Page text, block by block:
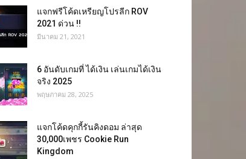
แจกฟรีโค้ดเหรียญโปรลีก ROV
2021 ด่วน !!
มีนาคม 21, 2021
6 อันดับเกมที่ ได้เงิน เล่นเกมได้เงิน
จริง 2025
พฤษภาคม 28, 2025
แจกโค้ดคุกกี้รันคิงดอม ล่าสุด
30,000เพชร Cookie Run
Kingdom